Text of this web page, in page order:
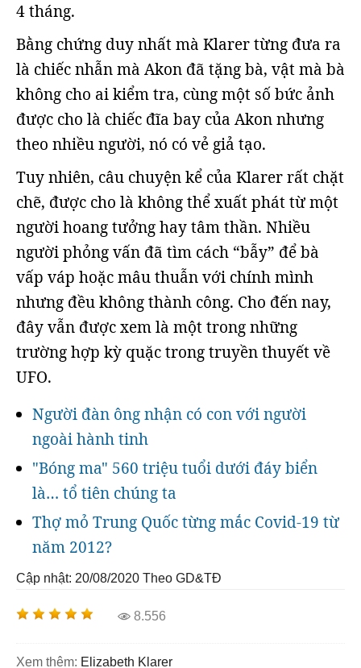
4 tháng.
Bằng chứng duy nhất mà Klarer từng đưa ra
là chiếc nhẫn mà Akon đã tặng bà, vật mà bà
không cho ai kiểm tra, cùng một số bức ảnh
được cho là chiếc đĩa bay của Akon nhưng
theo nhiều người, nó có vẻ giả tạo.
Tuy nhiên, câu chuyện kể của Klarer rất chặt
chẽ, được cho là không thể xuất phát từ một
người hoang tưởng hay tâm thần. Nhiều
người phỏng vấn đã tìm cách “bẫy” để bà
vấp váp hoặc mâu thuẫn với chính mình
nhưng đều không thành công. Cho đến nay,
đây vẫn được xem là một trong những
trường hợp kỳ quặc trong truyền thuyết về
UFO.
Người đàn ông nhận có con với người
ngoài hành tinh
"Bóng ma" 560 triệu tuổi dưới đáy biển
là… tổ tiên chúng ta
Thợ mỏ Trung Quốc từng mắc Covid-19 từ
năm 2012?
Cập nhật: 20/08/2020 Theo GD&TĐ
8.556
Xem thêm:
Elizabeth Klarer